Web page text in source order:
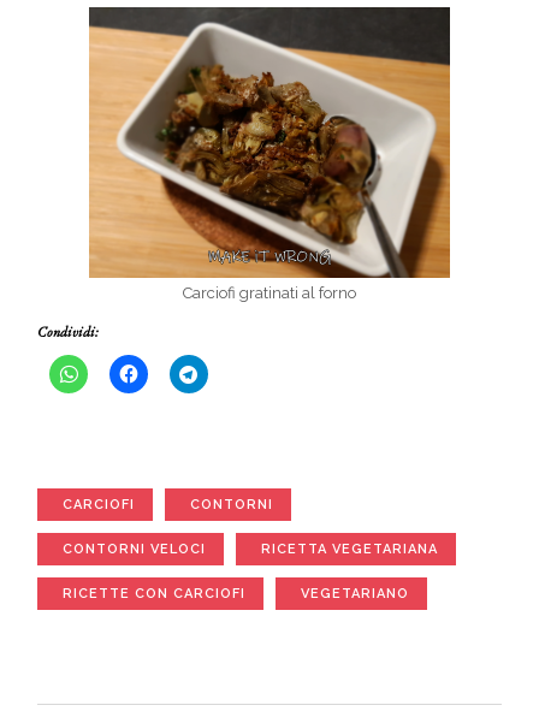
Carciofi gratinati al forno
Condividi:
CARCIOFI CONTORNI
CONTORNI VELOCI RICETTA VEGETARIANA
RICETTE CON CARCIOFI VEGETARIANO